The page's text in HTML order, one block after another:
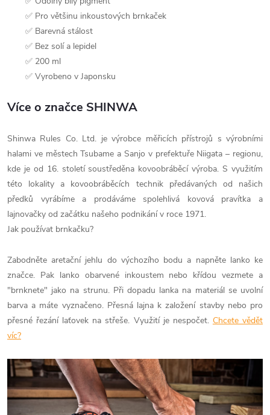
✅ Pro většinu inkoustových brnkaček
✅ Barevná stálost
✅ Bez solí a lepidel
✅ 200 ml
✅ Vyrobeno v Japonsku
Více o značce SHINWA
Shinwa Rules Co. Ltd. je výrobce měřicích přístrojů s výrobními
halami ve městech Tsubame a Sanjo v prefektuře Niigata – regionu,
kde je od 16. století soustředěna kovoobráběcí výroba. S využitím
této lokality a kovoobráběcích technik předávaných od našich
předků vyrábíme a prodáváme spolehlivá kovová pravítka a
lajnovačky od začátku našeho podnikání v roce 1971.
Jak používat brnkačku?
Zabodněte aretační jehlu do výchozího bodu a napněte lanko ke
značce. Pak lanko obarvené inkoustem nebo křídou vezmete a
"brnknete" jako na strunu. Při dopadu lanka na materiál se uvolní
barva a máte vyznačeno. Přesná lajna k založení stavby nebo pro
přesné řezání laťovek na střeše. Využití je nespočet. Chcete vědět
víc?